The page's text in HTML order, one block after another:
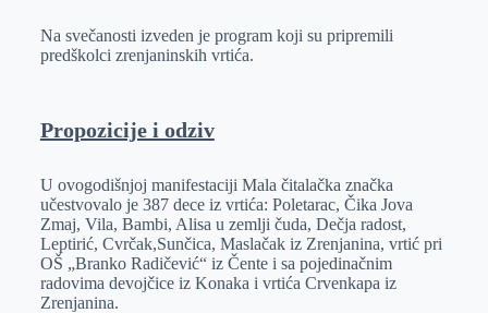
Na svečanosti izveden je program koji su pripremili
predškolci zrenjaninskih vrtića.
Propozicije i odziv
U ovogodišnjoj manifestaciji Mala čitalačka značka
učestvovalo je 387 dece iz vrtića: Poletarac, Čika Jova
Zmaj, Vila, Bambi, Alisa u zemlji čuda, Dečja radost,
Leptirić, Cvrčak,Sunčica, Maslačak iz Zrenjanina, vrtić pri
OŠ „Branko Radičević“ iz Čente i sa pojedinačnim
radovima devojčice iz Konaka i vrtića Crvenkapa iz
Zrenjanina.